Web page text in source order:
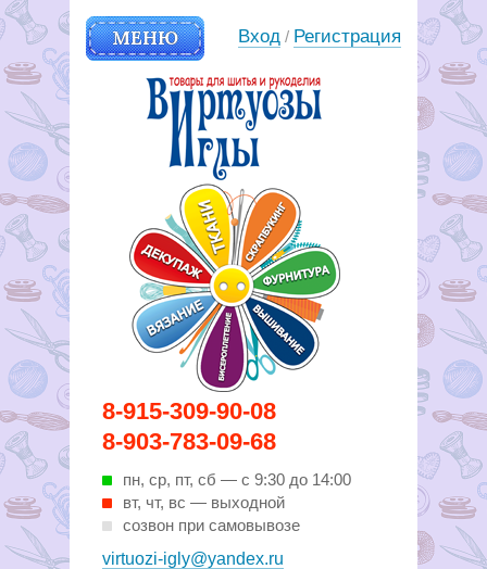
8-915-309-90-08
8-903-783-09-68
пн, ср, пт, cб — с 9:30 до 14:00
вт, чт, вс — выходной
созвон при самовывозе
virtuozi-igly@yandex.ru
МЕНЮ
Вирутозы иглы. Товары для
шитья и рукоделья
Вход / Регистрация